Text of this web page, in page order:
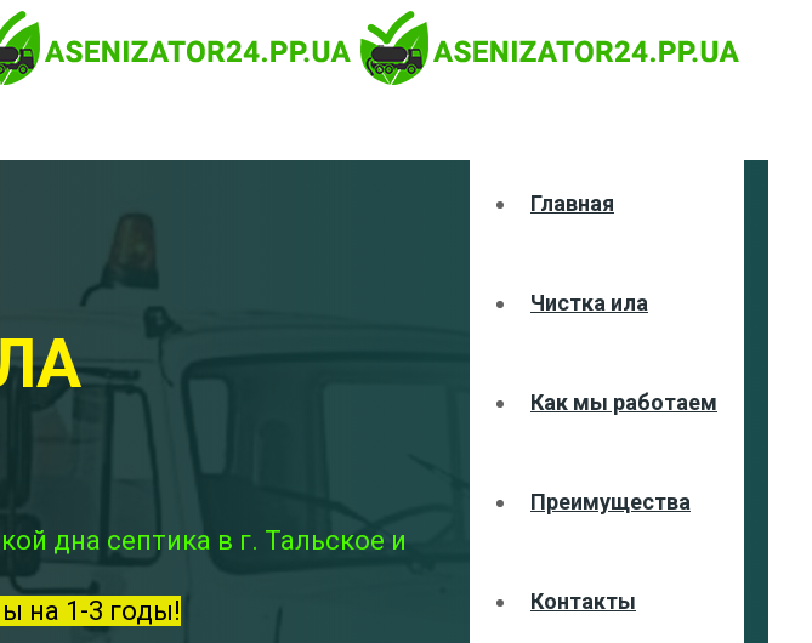
Главная
Чистка ила
Как мы работаем
Преимущества
Контакты
дна септика в г. Тальское и
на 1-3 годы!